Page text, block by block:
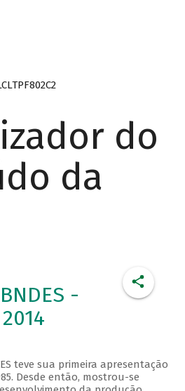
do
da
-
teve sua primeira apresentação
Desde então, mostrou-se